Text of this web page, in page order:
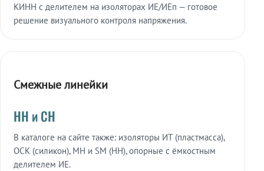
КИНН с делителем на изоляторах ИЕ/ИЕп — готовое
решение визуального контроля напряжения.
Смежные линейки
НН и СН
В каталоге на сайте также: изоляторы ИТ (пластмасса),
ОСК (силикон), МН и SM (НН), опорные с ёмкостным
делителем ИЕ.